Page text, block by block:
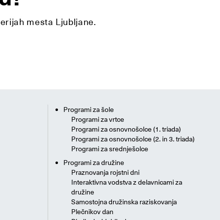
mesta Ljubljane.
Programi za šole
Programi za vrtce
Programi za osnovnošolce (1. triada)
Programi za osnovnošolce (2. in 3. triada)
Programi za srednješolce
Programi za družine
Praznovanja rojstni dni
Interaktivna vodstva z delavnicami za
družine
Samostojna družinska raziskovanja
Plečnikov dan